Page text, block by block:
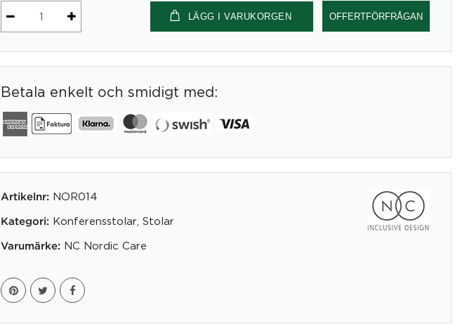
LÄGG I VARUKORGEN OFFERTFÖRFRÅGAN
Betala enkelt och smidigt med:
Artikelnr: NOR014
Kategori: Konferensstolar Stolar
Varumärke: NC Nordic Care